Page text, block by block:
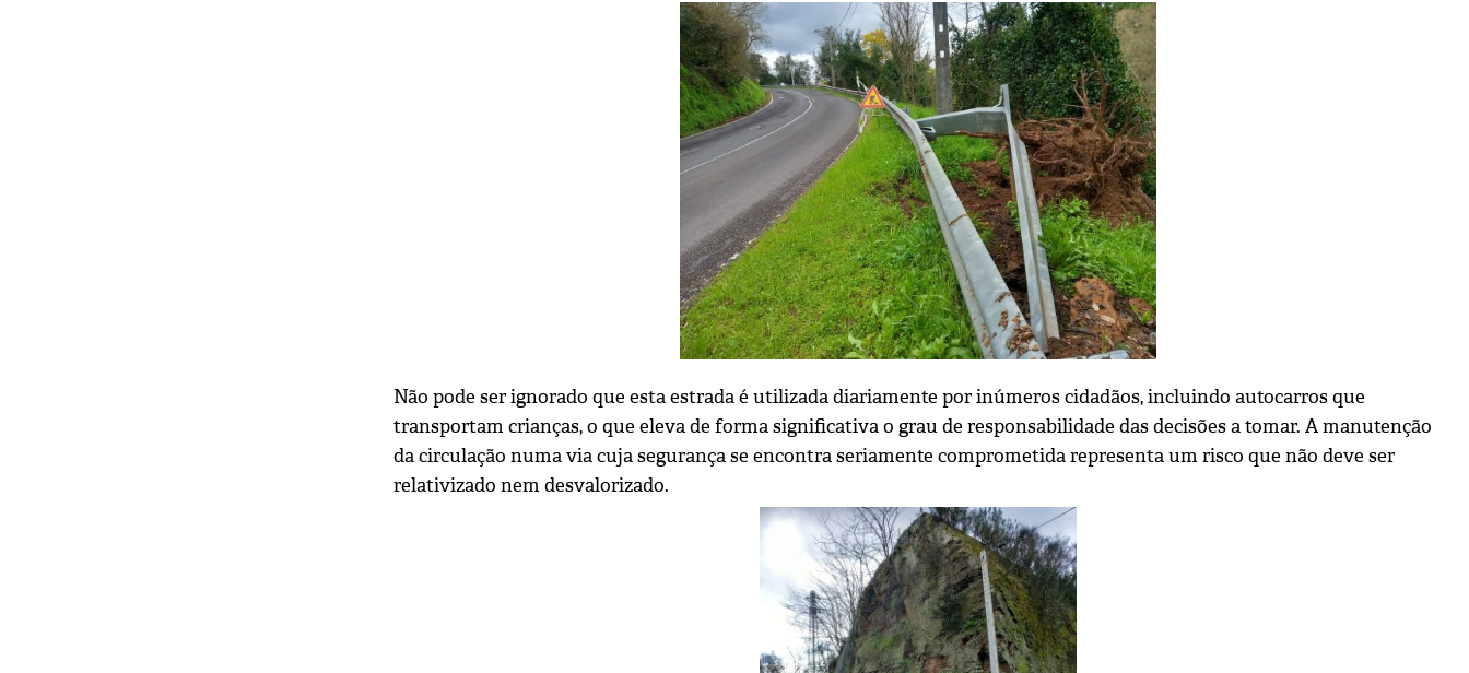
Não pode ser ignorado que esta estrada é utilizada diariamente por inúmeros cidadãos, incluindo autocarros que
transportam crianças, o que eleva de forma significativa o grau de responsabilidade das decisões a tomar. A manutenção
da circulação numa via cuja segurança se encontra seriamente comprometida representa um risco que não deve ser
relativizado nem desvalorizado.